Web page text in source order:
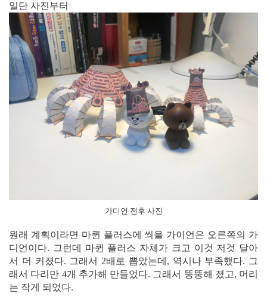
일단 사진부터
가디언 전후 사진
원래 계획이라면 마퀸 플러스에 씌을 가이언은 오른쪽의 가
디언이다. 그런데 마퀸 플러스 자체가 크고 이것 저것 달아
서 더 커졌다. 그래서 2배로 뽑았는데, 역시나 부족했다. 그
래서 다리만 4개 추가해 만들었다. 그래서 뚱뚱해 졌고, 머리
는 작게 되었다.